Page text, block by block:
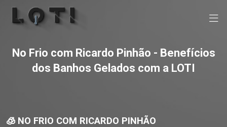
No Frio com Ricardo Pinhão - Benefícios
dos Banhos Gelados com a LOTI
🧊 NO FRIO COM RICARDO PINHÃO